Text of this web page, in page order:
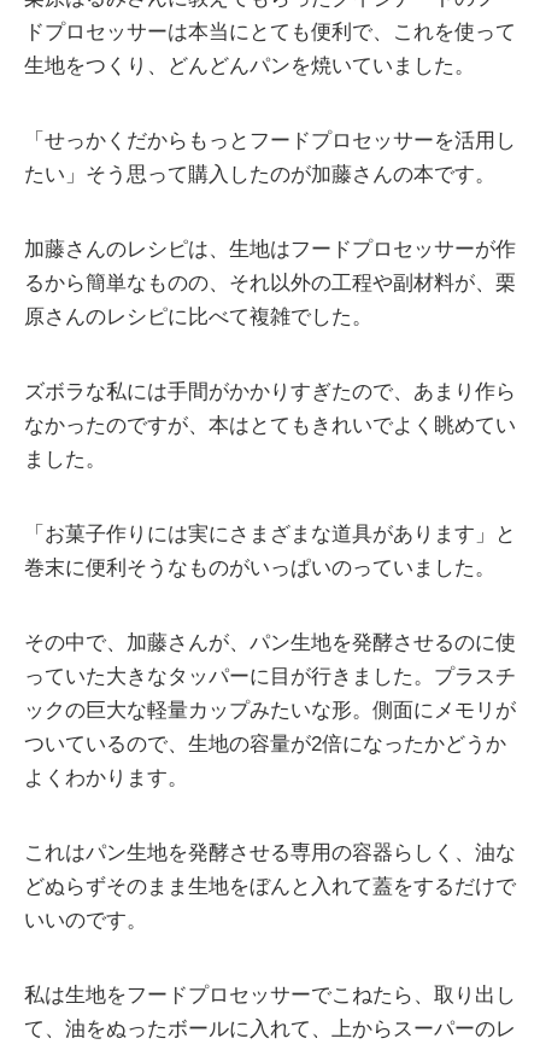
ドプロセッサーは本当にとても便利で、これを使って
生地をつくり、どんどんパンを焼いていました。
「せっかくだからもっとフードプロセッサーを活用し
たい」そう思って購入したのが加藤さんの本です。
加藤さんのレシピは、生地はフードプロセッサーが作
るから簡単なものの、それ以外の工程や副材料が、栗
原さんのレシピに比べて複雑でした。
ズボラな私には手間がかかりすぎたので、あまり作ら
なかったのですが、本はとてもきれいでよく眺めてい
ました。
「お菓子作りには実にさまざまな道具があります」と
巻末に便利そうなものがいっぱいのっていました。
その中で、加藤さんが、パン生地を発酵させるのに使
っていた大きなタッパーに目が行きました。プラスチ
ックの巨大な軽量カップみたいな形。側面にメモリが
ついているので、生地の容量が2倍になったかどうか
よくわかります。
これはパン生地を発酵させる専用の容器らしく、油な
どぬらずそのまま生地をぼんと入れて蓋をするだけで
いいのです。
私は生地をフードプロセッサーでこねたら、取り出し
て、油をぬったボールに入れて、上からスーパーのレ